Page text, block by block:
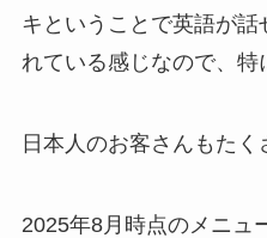
キということで英語が
れている感じなので、特
日本人のお客さんもたく
2025年8月時点のメニュ